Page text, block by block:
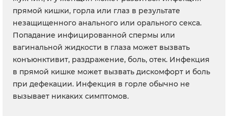
прямой кишки, горла или глаз в результате
незащищенного анального или орального секса.
Попадание инфицированной спермы или
вагинальной жидкости в глаза может вызвать
конъюнктивит, раздражение, боль, отек. Инфекция
в прямой кишке может вызвать дискомфорт и боль
при дефекации. Инфекция в горле обычно не
вызывает никаких симптомов.